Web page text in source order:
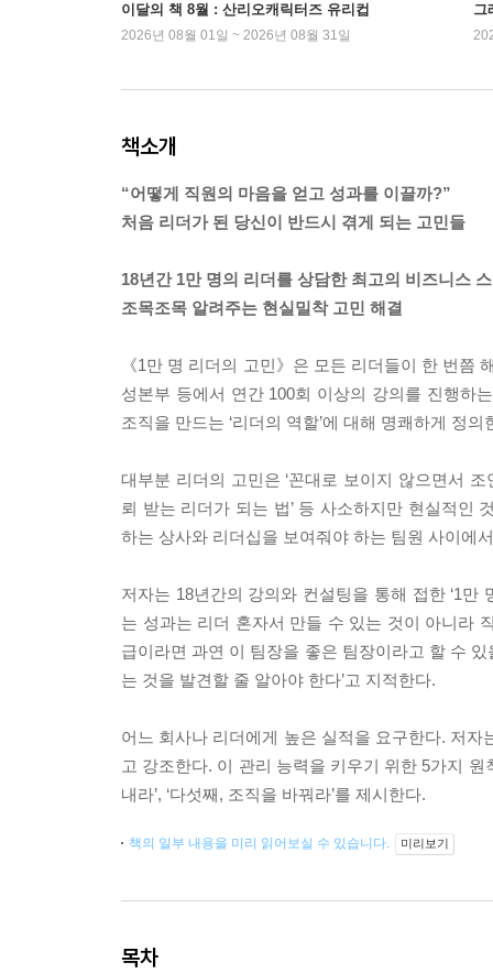
이달의 책 8월 : 산리오캐릭터즈 유리컵
2026년 08월 01일 ~ 2026년 08월 31일
그
책소개
“어떻게 직원의 마음을 얻고 성과를 이끌까?”
처음 리더가 된 당신이 반드시 겪게 되는 고민들
18년간 1만 명의 리더를 상담한 최고의 비즈니스
조목조목 알려주는 현실밀착 고민 해결
《1만 명 리더의 고민》은 모든 리더들이 한 번쯤
성본부 등에서 연간 100회 이상의 강의를 진행하
조직을 만드는 ‘리더의 역할’에 대해 명쾌하게 정의
대부분 리더의 고민은 ‘꼰대로 보이지 않으면서 조
뢰 받는 리더가 되는 법’ 등 사소하지만 현실적인
하는 상사와 리더십을 보여줘야 하는 팀원 사이에
저자는 18년간의 강의와 컨설팅을 통해 접한 ‘1만
는 성과는 리더 혼자서 만들 수 있는 것이 아니라
급이라면 과연 이 팀장을 좋은 팀장이라고 할 수
는 것을 발견할 줄 알아야 한다’고 지적한다.
어느 회사나 리더에게 높은 실적을 요구한다. 저자
고 강조한다. 이 관리 능력을 키우기 위한 5가지 원
내라’, ‘다섯째, 조직을 바꿔라’를 제시한다.
책의 일부 내용을 미리 읽어보실 수 있습니다. 미리보기
목차